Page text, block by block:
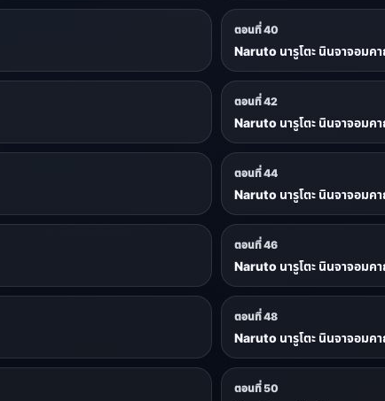
ตอนที่ 40
Naruto นารูโตะ นินจาจอมค
ตอนที่ 42
Naruto นารูโตะ นินจาจอมค
ตอนที่ 44
Naruto นารูโตะ นินจาจอมค
ตอนที่ 46
Naruto นารูโตะ นินจาจอมค
ตอนที่ 48
Naruto นารูโตะ นินจาจอมค
ตอนที่ 50